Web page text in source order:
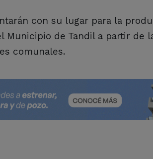
con su lugar para la
Municipio de Tandil a partir de
comunales.